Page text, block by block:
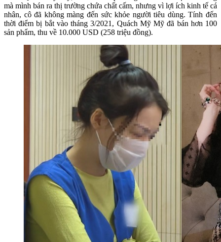
mà mình bán ra thị trường chứa chất cấm, nhưng vì lợi ích kinh tế cá
nhân, cô đã không màng đến sức khỏe người tiêu dùng. Tính đến
thời điểm bị bắt vào tháng 3/2021, Quách Mỹ Mỹ đã bán hơn 100
sản phẩm, thu về 10.000 USD (258 triệu đồng).